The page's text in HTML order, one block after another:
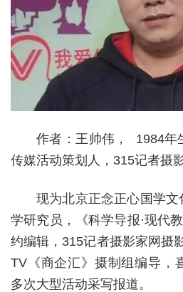
作者：王帅伟， 1984年
传媒活动策划人，315记者摄
现为北京正念正心国学
学研究员，《科学导报·现代
约编辑，315记者摄影家网摄
TV《商企汇》摄制组编导，
多次大型活动采写报道。